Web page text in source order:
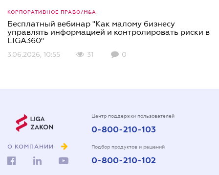
КОРПОРАТИВНОЕ ПРАВО/M&A
Бесплатный вебинар "Как малому бизнесу
управлять информацией и контролировать риски в
LIGA360"
3.06.2026, 10:55 31 0
О КОМПАНИИ
Центр поддержки пользователей
0-800-210-103
Подбор продуктов и решений
0-800-210-102